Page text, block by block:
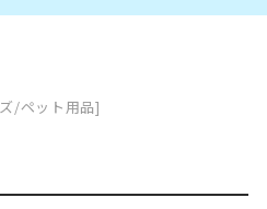
/ペット用品]